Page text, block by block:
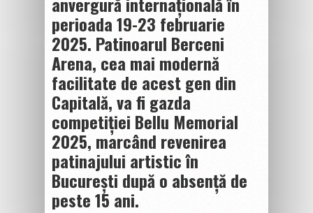
perioada 19-23 februarie
2025. Patinoarul Berceni
Arena, cea mai modernă
facilitate de acest gen din
Capitală, va fi gazda
competiției Bellu Memorial
2025, marcând revenirea
patinajului artistic în
București după o absență de
peste 15 ani.